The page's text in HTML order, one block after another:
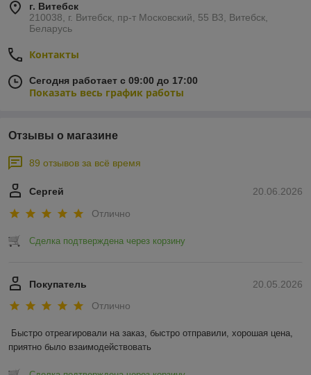
г. Витебск
210038, г. Витебск, пр-т Московский, 55 B3, Витебск,
Беларусь
Контакты
Сегодня работает с 09:00 до 17:00
Показать весь график работы
Отзывы о магазине
89 отзывов за всё время
20.06.2026
Сергей
Отлично
Сделка подтверждена через корзину
20.05.2026
Покупатель
Отлично
Быстро отреагировали на заказ, быстро отправили, хорошая цена,
приятно было взаимодействовать